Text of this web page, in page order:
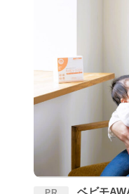
ベビモAWARD1位！いま注目の〈赤ちゃん腸活〉